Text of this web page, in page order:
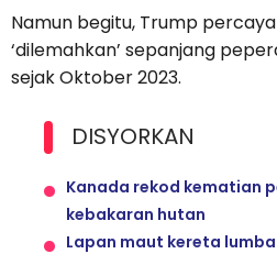
Namun begitu, Trump
‘dilemahkan’ sepanjang
sejak Oktober 2023.
DISYORKAN
Kanada rekod kematian
kebakaran hutan
Lapan maut kereta